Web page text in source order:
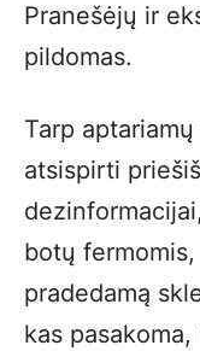
Pranešėjų ir
pildomas.
Tarp
atsispirti
botų
pradedamą
kas